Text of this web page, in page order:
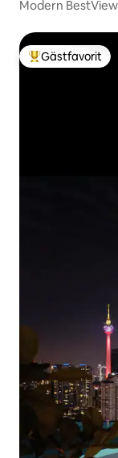
Modern
Populär
Gästfavorit